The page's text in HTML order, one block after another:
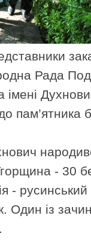
Рада
імені
пам’ятника
- 30
-
із